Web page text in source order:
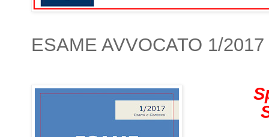
ESAME AVVOCATO 1/2017